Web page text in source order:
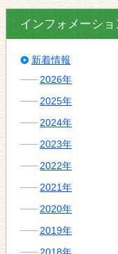
インフォメーショ
新着情報
2026年
2025年
2024年
2023年
2022年
2021年
2020年
2019年